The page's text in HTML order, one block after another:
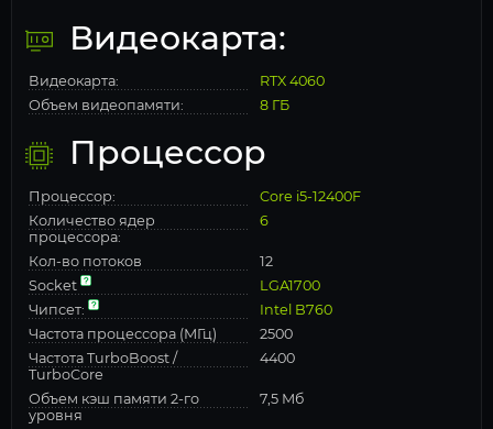
Видеокарта:
Видеокарта:
RTX 4060
Объем видеопамяти:
8 ГБ
Процессор
Процессор:
Core i5-12400F
Количество ядер
процессора:
6
Кол-во потоков
12
Socket
LGA1700
Чипсет:
Intel B760
Частота процессора (МГц)
2500
Частота TurboBoost /
TurboCore
4400
Объем кэш памяти 2-го
уровня
7,5 Мб